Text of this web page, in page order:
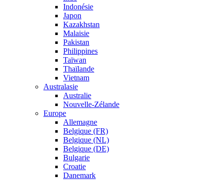
Indonésie
Japon
Kazakhstan
Malaisie
Pakistan
Philippines
Taïwan
Thaïlande
Vietnam
Australasie
Australie
Nouvelle-Zélande
Europe
Allemagne
Belgique (FR)
Belgique (NL)
Belgique (DE)
Bulgarie
Croatie
Danemark